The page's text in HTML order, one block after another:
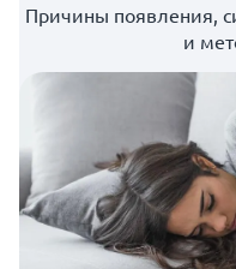
Причины появления,
и